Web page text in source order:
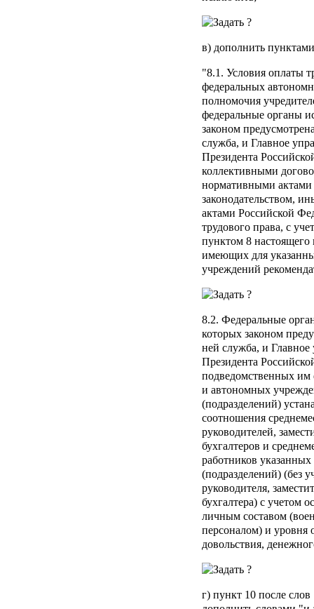
в) дополнить
"8.1. Условия оплаты
федеральных
полномочия
федеральные органы
законом
служба, и Главное
Президента
коллективными
нормативными актами
законодательством,
актами Российской
трудового права, с
пунктом 8 настоящего
имеющих для
учреждений
8.2. Федеральные
которых законом
ней служба, и
Президента
подведомственных
и автономных
(подразделений)
соотношения
руководителей,
бухгалтеров и
работников
(подразделений) (без
руководителя,
бухгалтера) с учетом
личным составом
персоналом) и уровня
довольствия,
г) пункт 10 после